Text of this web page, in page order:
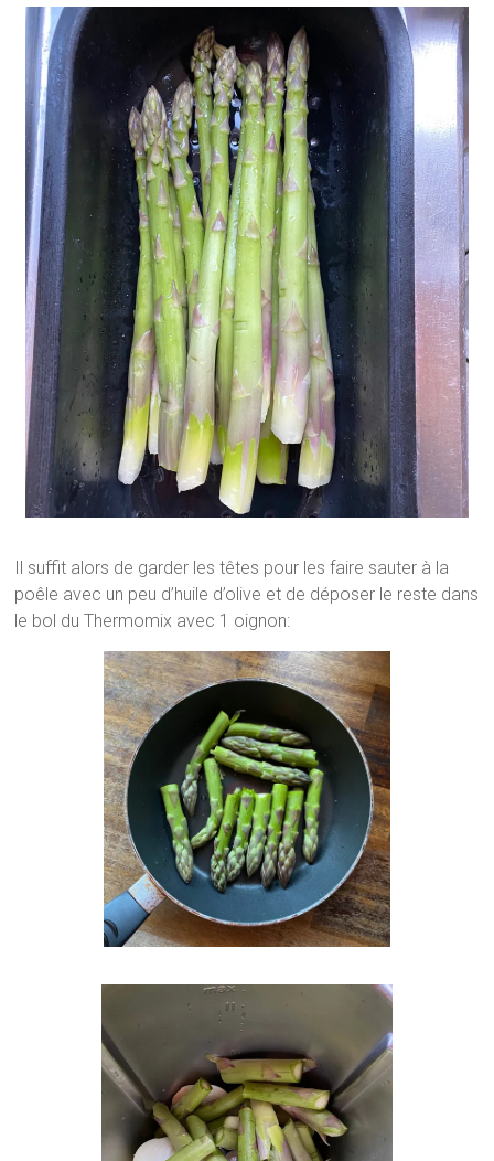
Il suffit alors de garder les têtes pour les faire sauter à la
poêle avec un peu d’huile d’olive et de déposer le reste dans
le bol du Thermomix avec 1 oignon: